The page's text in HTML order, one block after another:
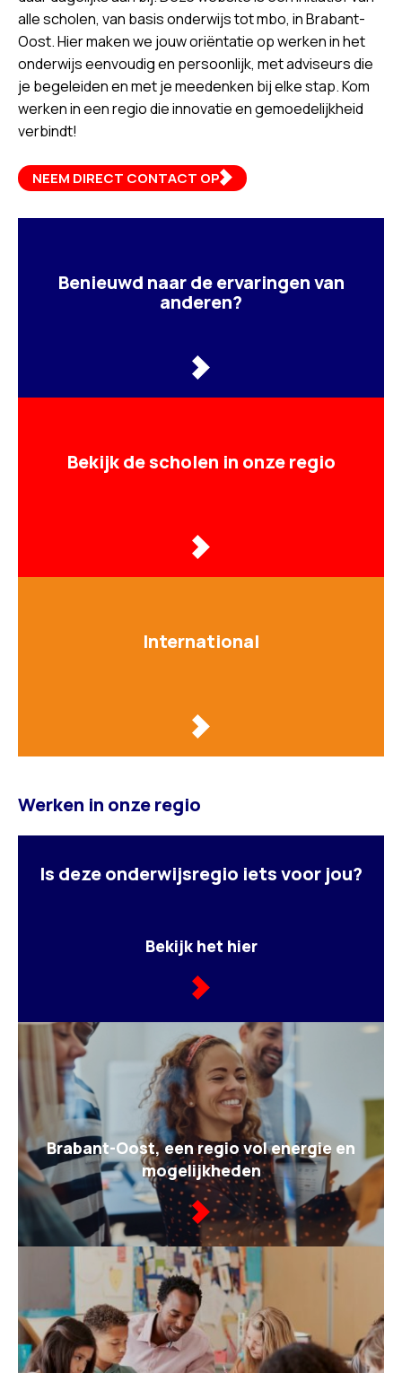
alle scholen, van basis onderwijs tot mbo, in Brabant-
Oost. Hier maken we jouw oriëntatie op werken in het
onderwijs eenvoudig en persoonlijk, met adviseurs die
je begeleiden en met je meedenken bij elke stap. Kom
werken in een regio die innovatie en gemoedelijkheid
verbindt!
NEEM DIRECT CONTACT OP
Benieuwd naar de ervaringen van
anderen?
Bekijk de scholen in onze regio
International
Werken in onze regio
Is deze onderwijsregio iets voor jou?
Bekijk het hier
Brabant-Oost, een regio vol energie en
mogelijkheden